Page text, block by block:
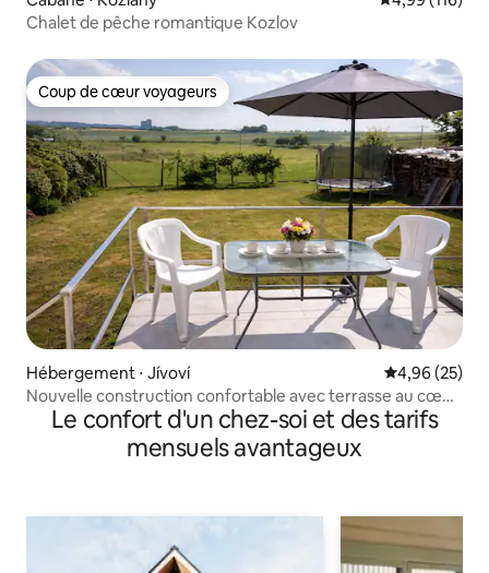
Chalet de pêche romantique Kozlov
Coup de cœur voyageurs
Coup de cœur voyageurs
Hébergement ⋅ Jívoví Évaluation
4,96 (25)
Nouvelle construction confortable avec terrasse au cœur
de la Vysočina
Le confort d'un chez-soi et des tarifs
mensuels avantageux